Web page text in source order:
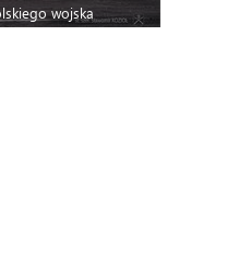
wojska